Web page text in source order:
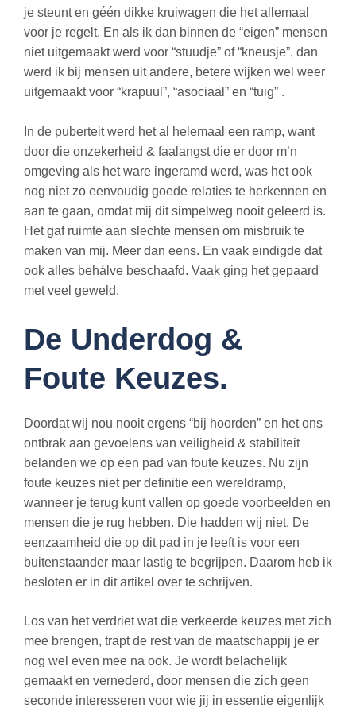
je steunt en géén dikke kruiwagen die het allemaal
voor je regelt. En als ik dan binnen de “eigen” mensen
niet uitgemaakt werd voor “stuudje” of “kneusje”, dan
werd ik bij mensen uit andere, betere wijken wel weer
uitgemaakt voor “krapuul”, “asociaal” en “tuig” .
In de puberteit werd het al helemaal een ramp, want
door die onzekerheid & faalangst die er door m’n
omgeving als het ware ingeramd werd, was het ook
nog niet zo eenvoudig goede relaties te herkennen en
aan te gaan, omdat mij dit simpelweg nooit geleerd is.
Het gaf ruimte aan slechte mensen om misbruik te
maken van mij. Meer dan eens. En vaak eindigde dat
ook alles behálve beschaafd. Vaak ging het gepaard
met veel geweld.
De Underdog &
Foute Keuzes.
Doordat wij nou nooit ergens “bij hoorden” en het ons
ontbrak aan gevoelens van veiligheid & stabiliteit
belanden we op een pad van foute keuzes. Nu zijn
foute keuzes niet per definitie een wereldramp,
wanneer je terug kunt vallen op goede voorbeelden en
mensen die je rug hebben. Die hadden wij niet. De
eenzaamheid die op dit pad in je leeft is voor een
buitenstaander maar lastig te begrijpen. Daarom heb ik
besloten er in dit artikel over te schrijven.
Los van het verdriet wat die verkeerde keuzes met zich
mee brengen, trapt de rest van de maatschappij je er
nog wel even mee na ook. Je wordt belachelijk
gemaakt en vernederd, door mensen die zich geen
seconde interesseren voor wie jij in essentie eigenlijk